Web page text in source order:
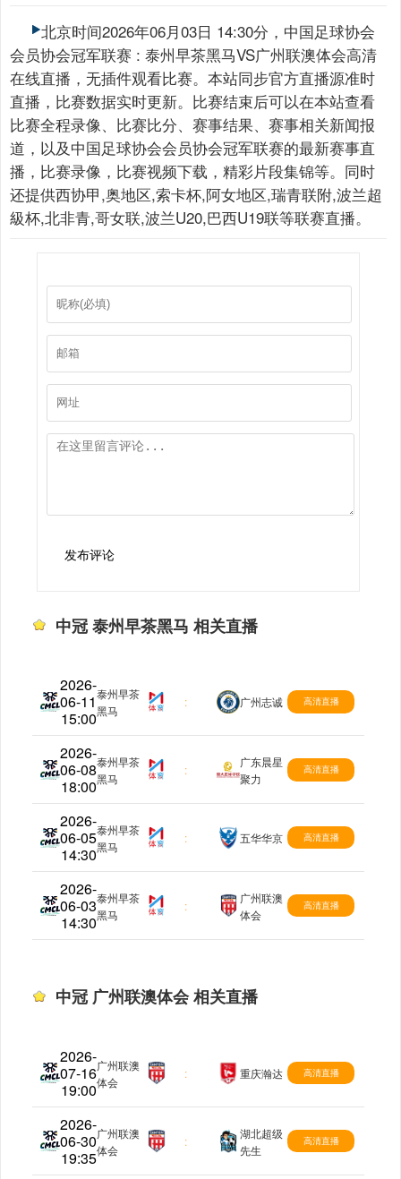
北京时间2026年06月03日 14:30分，中国足球协会
会员协会冠军联赛 : 泰州早茶黑马VS广州联澳体会高清
在线直播，无插件观看比赛。本站同步官方直播源准时
直播，比赛数据实时更新。比赛结束后可以在本站查看
比赛全程录像、比赛比分、赛事结果、赛事相关新闻报
道，以及中国足球协会会员协会冠军联赛的最新赛事直
播，比赛录像，比赛视频下载，精彩片段集锦等。同时
还提供西协甲,奥地区,索卡杯,阿女地区,瑞青联附,波兰超
級杯,北非青,哥女联,波兰U20,巴西U19联等联赛直播。
发布评论
中冠 泰州早茶黑马 相关直播
2026-
06-11
15:00
中冠
泰州早茶
黑马
: 广州志诚 高清直播
2026-
06-08
18:00
中冠
泰州早茶
黑马
:
广东晨星
聚力
高清直播
2026-
06-05
14:30
中冠
泰州早茶
黑马
: 五华华京 高清直播
2026-
06-03
14:30
中冠
泰州早茶
黑马
:
广州联澳
体会
高清直播
中冠 广州联澳体会 相关直播
2026-
07-16
19:00
中冠
广州联澳
体会
: 重庆瀚达 高清直播
2026-
06-30
19:35
中冠
广州联澳
体会
:
湖北超级
先生
高清直播